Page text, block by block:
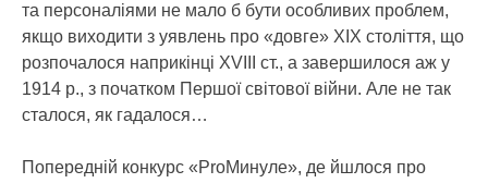
та персоналіями не мало б бути особливих проблем,
якщо виходити з уявлень про «довге» XIX століття, що
розпочалося наприкінці XVIII ст., а завершилося аж у
1914 р., з початком Першої світової війни. Але не так
сталося, як гадалося…
Попередній конкурс «ProМинуле», де йшлося про